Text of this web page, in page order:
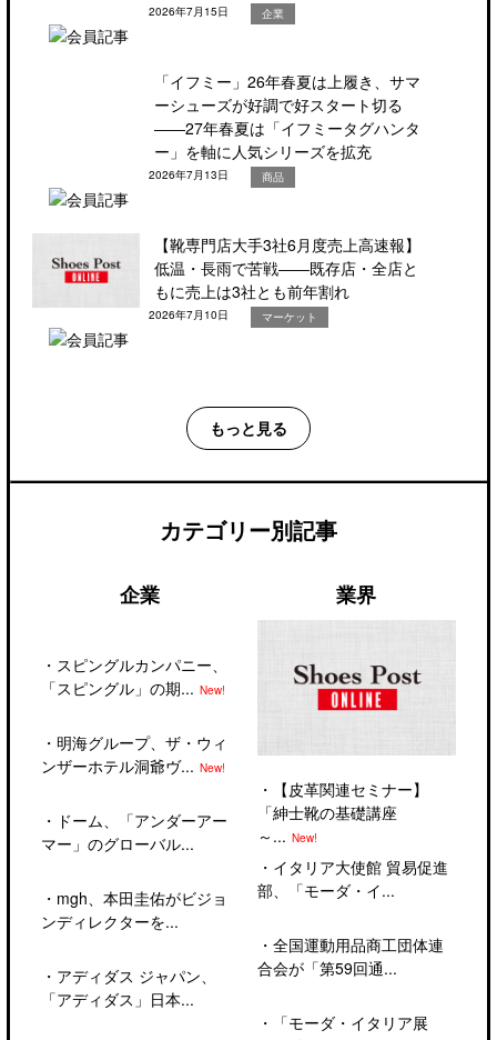
2026年7月15日 企業
「イフミー」26年春夏は上履き、サマ
ーシューズが好調で好スタート切る
――27年春夏は「イフミータグハンタ
ー」を軸に人気シリーズを拡充
2026年7月13日 商品
【靴専門店大手3社6月度売上高速報】
低温・長雨で苦戦――既存店・全店と
もに売上は3社とも前年割れ
2026年7月10日 マーケット
もっと見る
カテゴリー別記事
企業
・ スピングルカンパニー、
「スピングル」の期... New!
・ 明海グループ、ザ・ウィ
ンザーホテル洞爺ヴ... New!
・ ドーム、「アンダーアー
マー」のグローバル...
・ mgh、本田圭佑がビジョ
ンディレクターを...
・ アディダス ジャパン、
「アディダス」日本...
業界
・
【皮革関連セミナー】
「紳士靴の基礎講座
～... New!
・ イタリア大使館 貿易促進
部、「モーダ・イ...
・ 全国運動用品商工団体連
合会が「第59回通...
・
「モーダ・イタリア展